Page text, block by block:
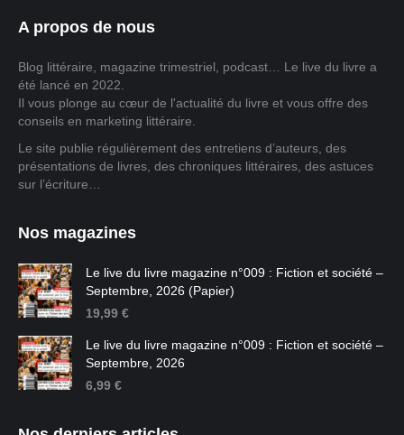
A propos de nous
Blog littéraire, magazine trimestriel, podcast… Le live du livre a
été lancé en 2022.
Il vous plonge au cœur de l'actualité du livre et vous offre des
conseils en marketing littéraire.
Le site publie régulièrement des entretiens d’auteurs, des
présentations de livres, des chroniques littéraires, des astuces
sur l’écriture…
Nos magazines
Le live du livre magazine n°009 : Fiction et société –
Septembre, 2026 (Papier)
19,99 €
Le live du livre magazine n°009 : Fiction et société –
Septembre, 2026
6,99 €